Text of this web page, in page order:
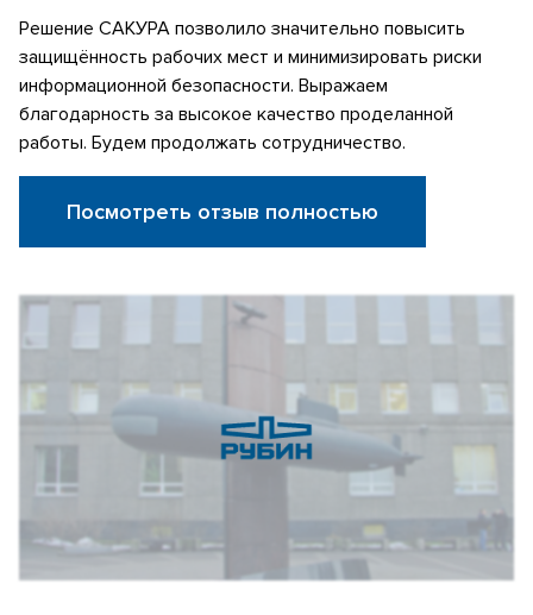
Решение САКУРА позволило значительно повысить
защищённость рабочих мест и минимизировать риски
информационной безопасности. Выражаем
благодарность за высокое качество проделанной
работы. Будем продолжать сотрудничество.
Посмотреть отзыв полностью